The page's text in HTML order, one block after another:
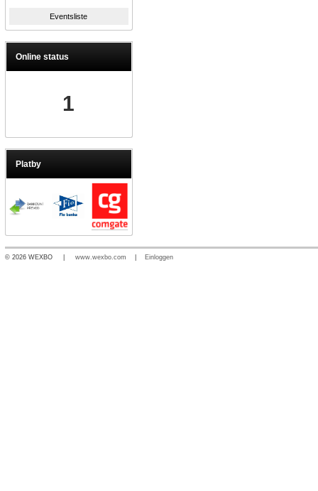
Eventsliste
Online status
1
Platby
© 2026 WEXBO | www.wexbo.com Einloggen